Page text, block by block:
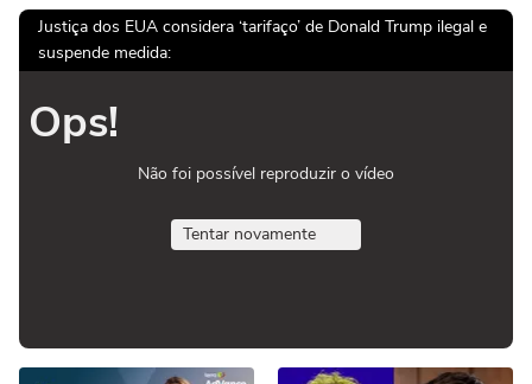
Justiça dos EUA considera ‘tarifaço’ de Donald Trump ilegal e
suspende medida:
Ops!
Não foi possível reproduzir o vídeo
Tentar novamente